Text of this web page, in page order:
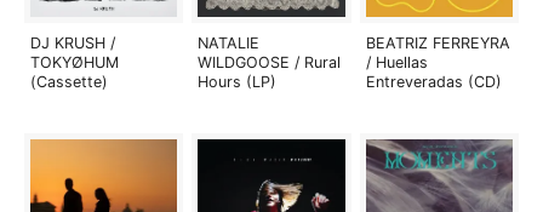
DJ KRUSH /
TOKYØHUM
(Cassette)
NATALIE
WILDGOOSE / Rural
Hours (LP)
BEATRIZ FERREYRA
/ Huellas
Entreveradas (CD)